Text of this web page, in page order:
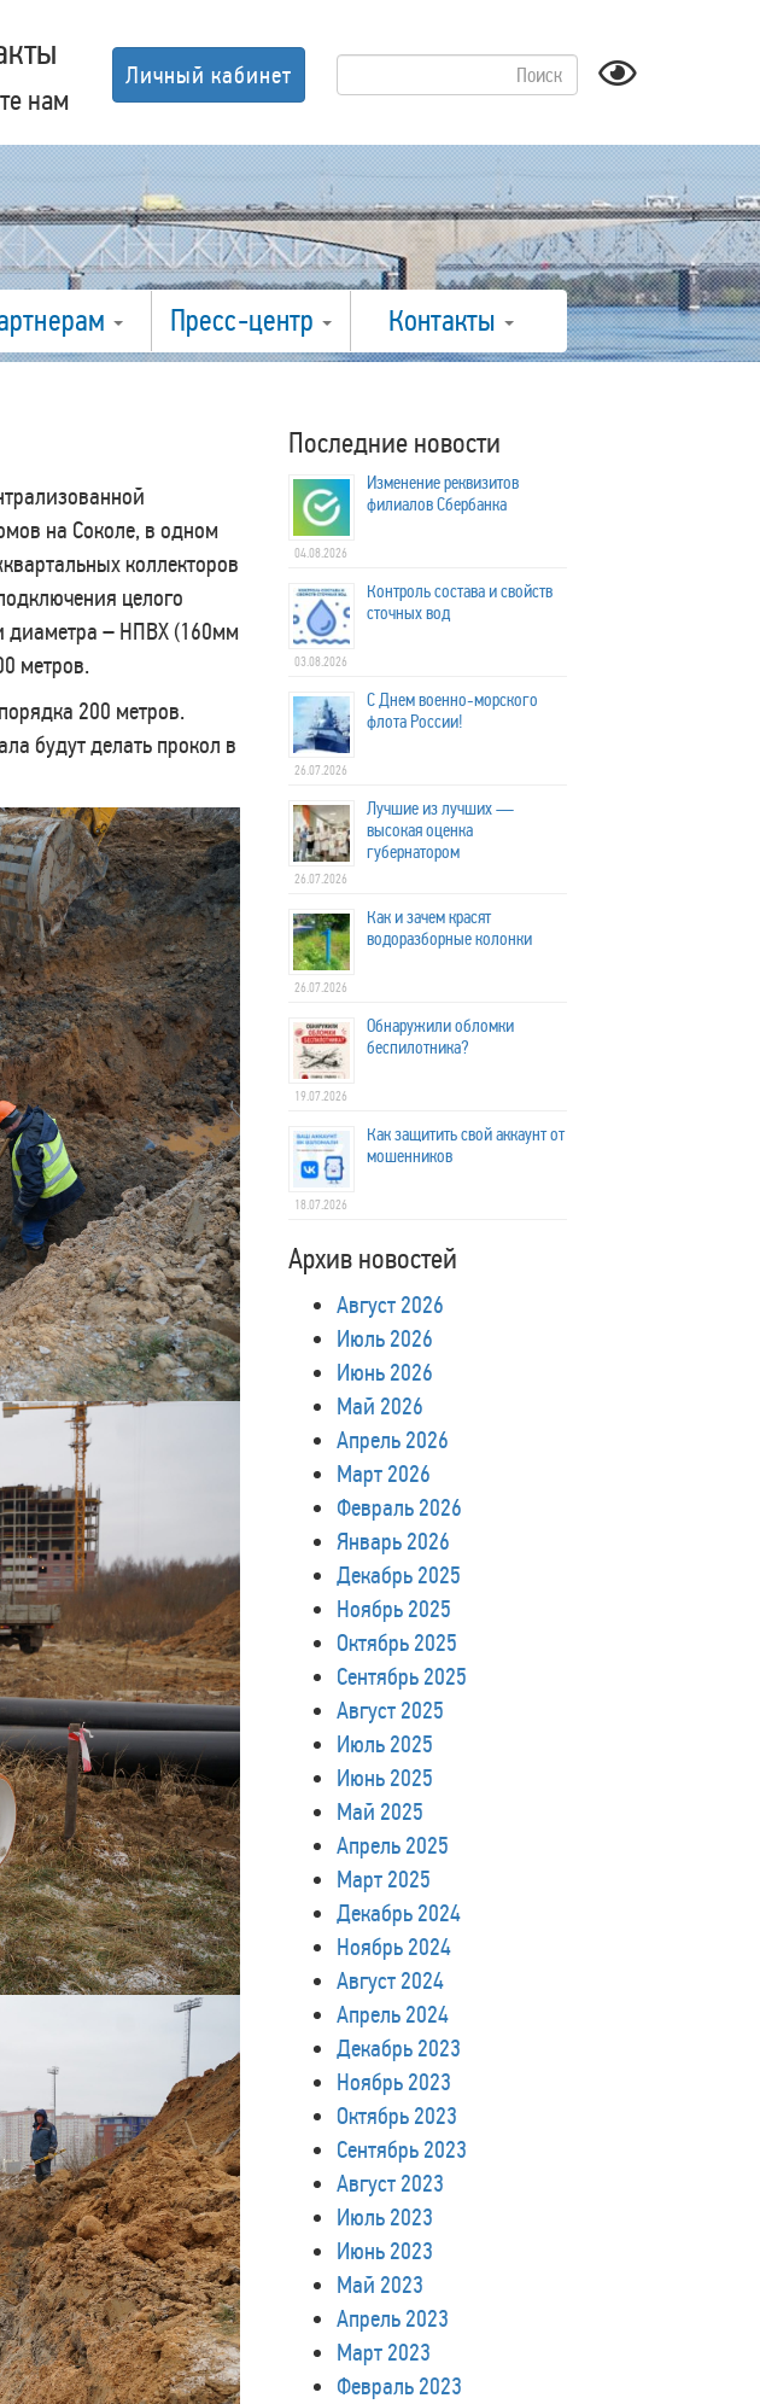
нам
Личный кабинет
Пресс-центр Контакты
на Соколе, в одном
коллекторов
целого
диаметра – НПВХ (160мм
метров.
200 метров.
будут делать прокол в
Последние новости
Изменение реквизитов
филиалов Сбербанка
04.08.2026
Контроль состава и свойств
сточных вод
03.08.2026
С Днем военно-морского
флота России!
26.07.2026
Лучшие из лучших —
высокая оценка
губернатором
26.07.2026
Как и зачем красят
водоразборные колонки
26.07.2026
Обнаружили обломки
беспилотника?
19.07.2026
Как защитить свой аккаунт от
мошенников
18.07.2026
Архив новостей
Август 2026
Июль 2026
Июнь 2026
Май 2026
Апрель 2026
Март 2026
Февраль 2026
Январь 2026
Декабрь 2025
Ноябрь 2025
Октябрь 2025
Сентябрь 2025
Август 2025
Июль 2025
Июнь 2025
Май 2025
Апрель 2025
Март 2025
Декабрь 2024
Ноябрь 2024
Август 2024
Апрель 2024
Декабрь 2023
Ноябрь 2023
Октябрь 2023
Сентябрь 2023
Август 2023
Июль 2023
Июнь 2023
Май 2023
Апрель 2023
Март 2023
Февраль 2023